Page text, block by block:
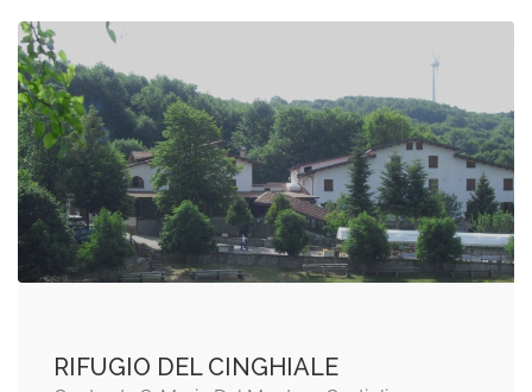
RIFUGIO DEL CINGHIALE